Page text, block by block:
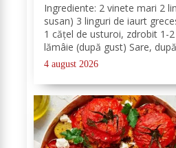
Ingrediente: 2 vinete mari 2
susan) 3 linguri de iaurt
1 cățel de usturoi, zdrobit 1-
lămâie (după gust) Sare,
proaspăt tocat pentru decor
vinetele pe grătar sau în...
4 august 2026